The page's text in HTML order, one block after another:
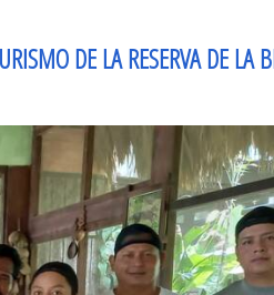
DE LA RESERVA DE LA